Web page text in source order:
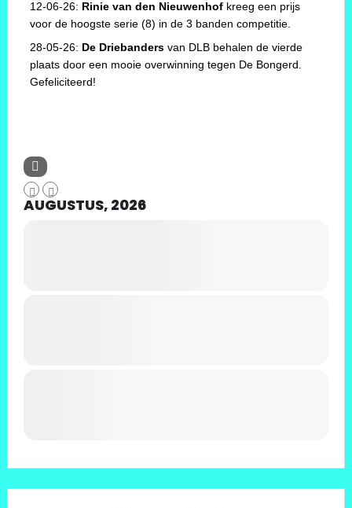
12-06-26: Rinie van den Nieuwenhofkreeg een prijs
voor de hoogste serie (8) in de 3 banden competitie.
28-05-26: De Driebandersvan DLB behalen de vierde
plaats door een mooie overwinning tegen De Bongerd.
Gefeliciteerd!
AUGUSTUS, 2026